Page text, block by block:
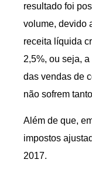
resultado foi
volume, devido
receita líquida
2,5%, ou seja,
das vendas de
não sofrem
Além de que,
impostos
2017.